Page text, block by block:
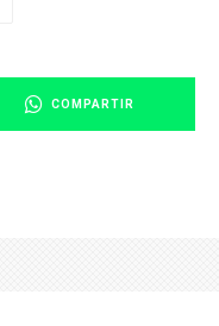
COMPARTIR